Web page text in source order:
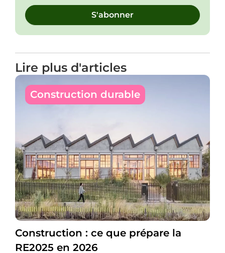
S'abonner
Lire plus d'articles
Construction durable
Construction : ce que prépare la
RE2025 en 2026